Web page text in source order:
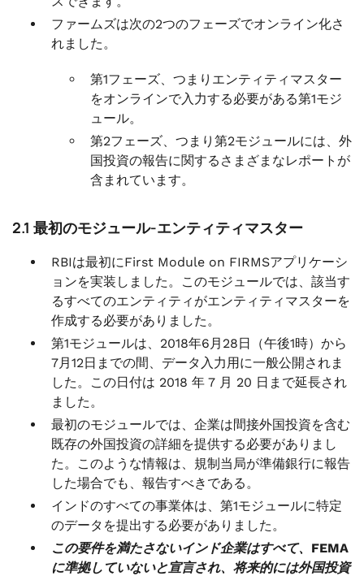
ファームズは次の2つのフェーズでオンライン化さ
れました。
第1フェーズ、つまりエンティティマスター
をオンラインで入力する必要がある第1モジ
ュール。
第2フェーズ、つまり第2モジュールには、外
国投資の報告に関するさまざまなレポートが
含まれています。
2.1 最初のモジュール-エンティティマスター
RBIは最初にFirst Module on FIRMSアプリケーシ
ョンを実装しました。このモジュールでは、該当す
るすべてのエンティティがエンティティマスターを
作成する必要がありました。
第1モジュールは、2018年6月28日（午後1時）から
7月12日までの間、データ入力用に一般公開されま
した。この日付は 2018 年 7 月 20 日まで延長され
ました。
最初のモジュールでは、企業は間接外国投資を含む
既存の外国投資の詳細を提供する必要がありまし
た。このような情報は、規制当局が準備銀行に報告
した場合でも、報告すべきである。
インドのすべての事業体は、第1モジュールに特定
のデータを提出する必要がありました。
この要件を満たさないインド企業はすべて、FEMA
に準拠していないと宣言され、将来的には外国投資